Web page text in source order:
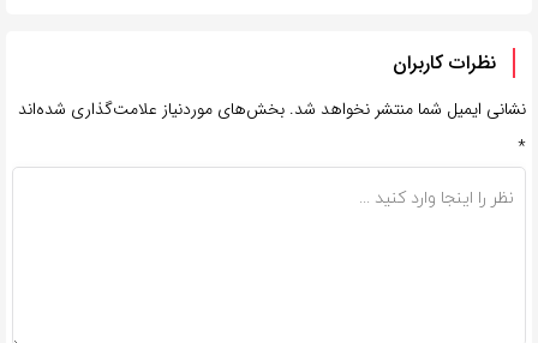
نظرات کاربران
نشانی ایمیل شما منتشر نخواهد شد. بخش‌های موردنیاز علامت‌گذاری شده‌اند
*